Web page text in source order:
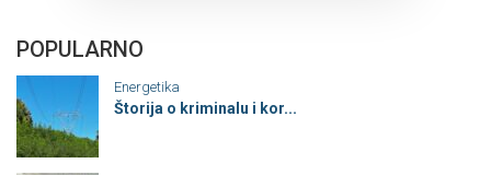
POPULARNO
Energetika
Štorija o kriminalu i kor...